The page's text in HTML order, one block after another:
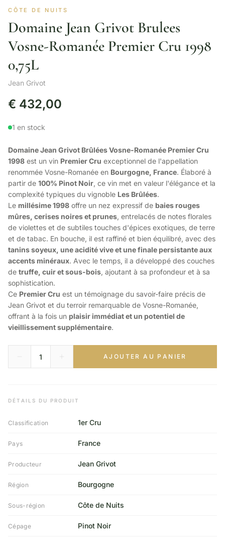
CÔTE DE NUITS
Domaine Jean Grivot Brulees
Vosne-Romanée Premier Cru 1998
0,75L
Jean Grivot
€ 432,00
1 en stock
Domaine Jean Grivot Brûlées Vosne-Romanée Premier Cru
1998 est un vin Premier Cru exceptionnel de l'appellation
renommée Vosne-Romanée en Bourgogne, France. Élaboré à
partir de 100% Pinot Noir, ce vin met en valeur l'élégance et la
complexité typiques du vignoble Les Brûlées.
Le millésime 1998 offre un nez expressif de baies rouges
mûres, cerises noires et prunes, entrelacés de notes florales
de violettes et de subtiles touches d'épices exotiques, de terre
et de tabac. En bouche, il est raffiné et bien équilibré, avec des
tanins soyeux, une acidité vive et une finale persistante aux
accents minéraux. Avec le temps, il a développé des couches
de truffe, cuir et sous-bois, ajoutant à sa profondeur et à sa
sophistication.
Ce Premier Cru est un témoignage du savoir-faire précis de
Jean Grivot et du terroir remarquable de Vosne-Romanée,
offrant à la fois un plaisir immédiat et un potentiel de
vieillissement supplémentaire.
AJOUTER AU PANIER
DÉTAILS DU PRODUIT
Classification 1er Cru
Pays France
Producteur Jean Grivot
Région Bourgogne
Sous-région Côte de Nuits
Cépage Pinot Noir